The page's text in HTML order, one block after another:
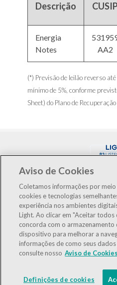
Descrição
Energia
Notes
AA2
(*) Previsão de leilão reverso
mínimo de 5%, conforme
Sheet) do Plano de
LIGT3
IBOV
IEE 127.635
Aviso de Cookies
Coletamos informações por
cookies e tecnologias
experiência nos ambientes
Light. Ao clicar em "Aceitar todos
concorda com o armazenamento
dispositivo para melhorar a
informações de como seus
consulte nosso Aviso de Cookies
Definições de cookies